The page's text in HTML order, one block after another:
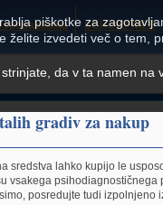
SCHUHFRIED
gradiv za nakup
sredstva lahko kupijo le
vsakega psihodiagnostičnega
posredujte tudi izpolnjeno
piškotke za
želite izvedeti več o tem,
da v ta namen na